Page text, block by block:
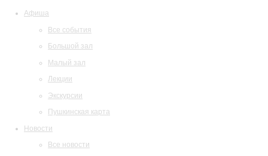
Афиша
Все события
Большой зал
Малый зал
Лекции
Экскурсии
Пушкинская карта
Новости
Все новости